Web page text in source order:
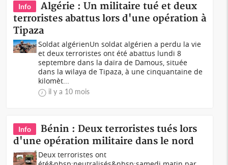
Info
Algérie : Un militaire tué et deux
terroristes abattus lors d'une opération à
Tipaza
Soldat algérienUn soldat algérien a perdu la vie
et deux terroristes ont été abattus lundi 8
septembre dans la daïra de Damous, située
dans la wilaya de Tipaza, à une cinquantaine de
kilomèt...
il y a 10 mois
Info
Bénin : Deux terroristes tués lors
d'une opération militaire dans le nord
Deux terroristes ont